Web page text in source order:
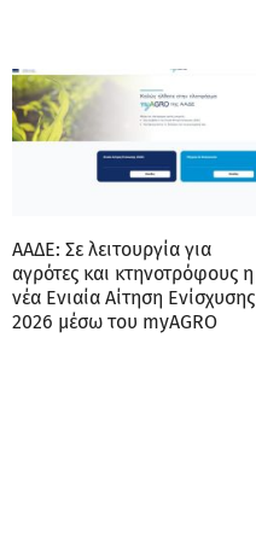
ΑΑΔΕ: Σε λειτουργία για
αγρότες και κτηνοτρόφους η
νέα Ενιαία Αίτηση Ενίσχυσης
2026 μέσω του myAGRO